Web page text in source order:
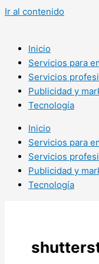
Ir al contenido
Inicio
Servicios para
Servicios
Publicidad y
Tecnología
Inicio
Servicios para
Servicios
Publicidad y
Tecnología